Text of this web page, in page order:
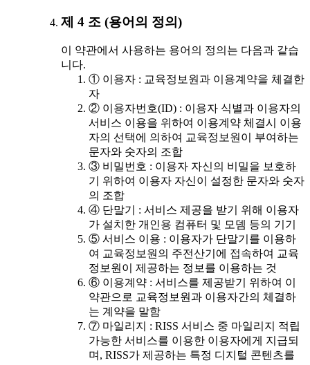
제 4 조 (용어의 정의)
이 약관에서 사용하는 용어의 정의는 다음과 같습
니다.
① 이용자 : 교육정보원과 이용계약을 체결한
자
② 이용자번호(ID) : 이용자 식별과 이용자의
서비스 이용을 위하여 이용계약 체결시 이용
자의 선택에 의하여 교육정보원이 부여하는
문자와 숫자의 조합
③ 비밀번호 : 이용자 자신의 비밀을 보호하
기 위하여 이용자 자신이 설정한 문자와 숫자
의 조합
④ 단말기 : 서비스 제공을 받기 위해 이용자
가 설치한 개인용 컴퓨터 및 모뎀 등의 기기
⑤ 서비스 이용 : 이용자가 단말기를 이용하
여 교육정보원의 주전산기에 접속하여 교육
정보원이 제공하는 정보를 이용하는 것
⑥ 이용계약 : 서비스를 제공받기 위하여 이
약관으로 교육정보원과 이용자간의 체결하
는 계약을 말함
⑦ 마일리지 : RISS 서비스 중 마일리지 적립
가능한 서비스를 이용한 이용자에게 지급되
며, RISS가 제공하는 특정 디지털 콘텐츠를